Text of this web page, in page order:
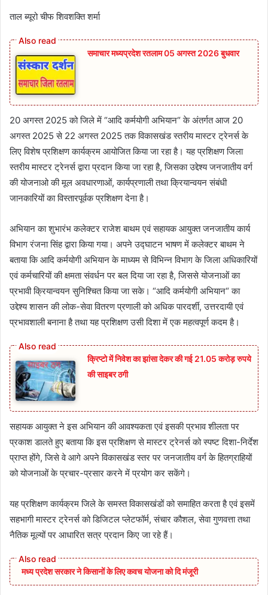
ताल ब्यूरो चीफ शिवशक्ति शर्मा
समाचार मध्यप्रदेश रतलाम 05 अगस्त 2026 बुधवार
20 अगस्त 2025 को जिले में “आदि कर्मयोगी अभियान“ के अंतर्गत आज 20
अगस्त 2025 से 22 अगस्त 2025 तक विकासखंड स्तरीय मास्टर ट्रेनर्स के
लिए विशेष प्रशिक्षण कार्यक्रम आयोजित किया जा रहा है। यह प्रशिक्षण जिला
स्तरीय मास्टर ट्रेनर्स द्वारा प्रदान किया जा रहा है, जिसका उद्देश्य जनजातीय वर्ग
की योजनाओ की मूल अवधारणाओं, कार्यप्रणाली तथा क्रियान्वयन संबंधी
जानकारियों का विस्तारपूर्वक प्रशिक्षण देना है।
अभियान का शुभारंभ कलेक्टर राजेश बाथम एवं सहायक आयुक्त जनजातीय कार्य
विभाग रंजना सिंह द्वारा किया गया। अपने उद्घाटन भाषण में कलेक्टर बाथम ने
बताया कि आदि कर्मयोगी अभियान के माध्यम से विभिन्न विभाग के जिला अधिकारियों
एवं कर्मचारियों की क्षमता संवर्धन पर बल दिया जा रहा है, जिससे योजनाओं का
प्रभावी क्रियान्वयन सुनिश्चित किया जा सके। “आदि कर्मयोगी अभियान“ का
उद्देश्य शासन की लोक-सेवा वितरण प्रणाली को अधिक पारदर्शी, उत्तरदायी एवं
प्रभावशाली बनाना है तथा यह प्रशिक्षण उसी दिशा में एक महत्वपूर्ण कदम है।
क्रिप्टो में निवेश का झांसा देकर की गई 21.05 करोड़ रुपये
की साइबर ठगी
सहायक आयुक्त ने इस अभियान की आवश्यकता एवं इसकी प्रभाव शीलता पर
प्रकाश डालते हुए बताया कि इस प्रशिक्षण से मास्टर ट्रेनर्स को स्पष्ट दिशा-निर्देश
प्राप्त होंगे, जिसे वे आगे अपने विकासखंड स्तर पर जनजातीय वर्ग के हितग्राहियों
को योजनाओं के प्रचार-प्रसार करने में प्रयोग कर सकेंगे।
यह प्रशिक्षण कार्यक्रम जिले के समस्त विकासखंडों को समाहित करता है एवं इसमें
सहभागी मास्टर ट्रेनर्स को डिजिटल प्लेटफॉर्म, संचार कौशल, सेवा गुणवत्ता तथा
नैतिक मूल्यों पर आधारित सत्र प्रदान किए जा रहे हैं।
मध्य प्रदेश सरकार ने किसानों के लिए कवच योजना को दि मंजूरी